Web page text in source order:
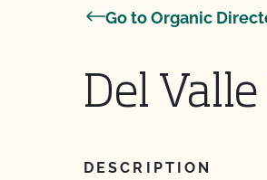
Go to Organic
Del Valle
DESCRIPTION